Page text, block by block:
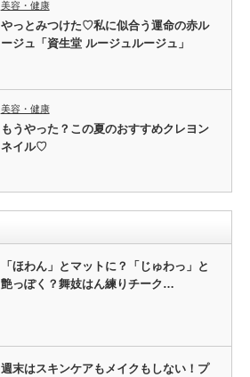
美容・健康
やっとみつけた♡私に似合う運命の赤ル
ージュ「資生堂 ルージュルージュ」
美容・健康
もうやった？この夏のおすすめクレヨン
ネイル♡
「ほわん」とマットに？「じゅわっ」と
艶っぽく？舞妓はん練りチーク…
週末はスキンケアもメイクもしない！プ